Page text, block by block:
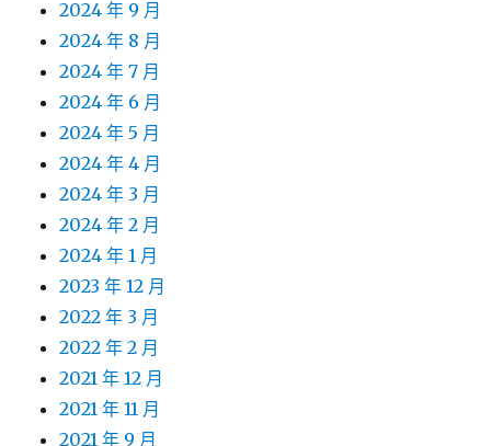
2024 年 9 月
2024 年 8 月
2024 年 7 月
2024 年 6 月
2024 年 5 月
2024 年 4 月
2024 年 3 月
2024 年 2 月
2024 年 1 月
2023 年 12 月
2022 年 3 月
2022 年 2 月
2021 年 12 月
2021 年 11 月
2021 年 9 月